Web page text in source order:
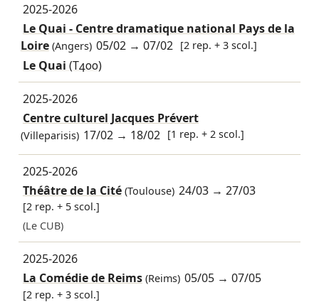
2025-2026
Le Quai - Centre dramatique national Pays de la
Loire(Angers) 05/02 →07/02 [2 rep. + 3 scol.]
Le Quai (T400)
2025-2026
Centre culturel Jacques Prévert
(Villeparisis) 17/02 → 18/02 [1 rep. + 2 scol.]
2025-2026
Théâtre de la Cité(Toulouse) 24/03 →27/03
[2 rep. + 5 scol.]
(Le CUB)
2025-2026
La Comédie de Reims(Reims) 05/05 →07/05
[2 rep. + 3 scol.]